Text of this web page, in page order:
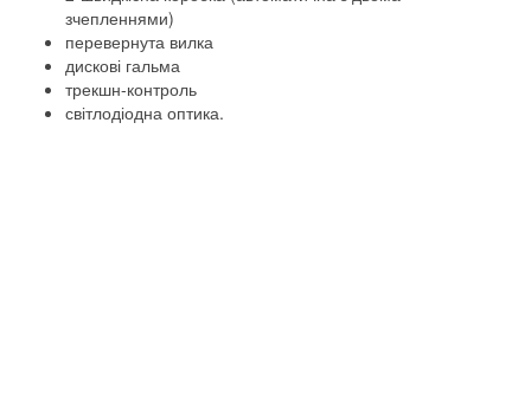
зчепленнями)
перевернута вилка
дискові гальма
трекшн-контроль
світлодіодна оптика.